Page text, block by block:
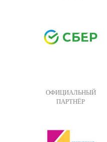
ОФИЦИАЛЬНЫЙ
ПАРТНЁР